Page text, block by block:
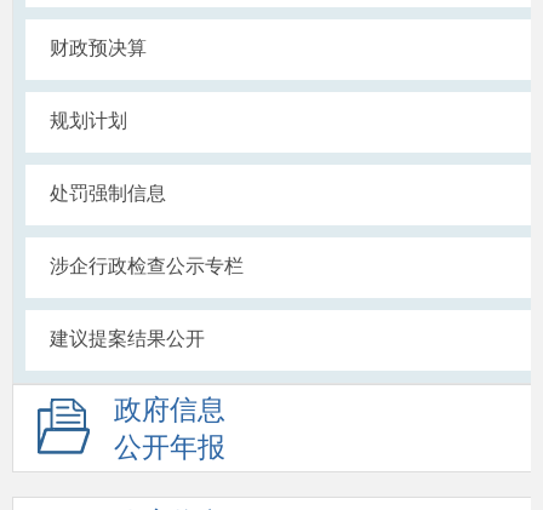
财政预决算
规划计划
处罚强制信息
涉企行政检查公示专栏
建议提案结果公开
政府信息
公开年报